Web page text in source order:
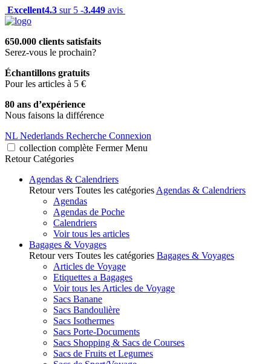
Excellent4.3 sur 5 -3.449 avis
650.000 clients satisfaits
Serez-vous le prochain?
Échantillons gratuits
Pour les articles à 5 €
80 ans d’expérience
Nous faisons la différence
NL Nederlands Recherche Connexion
collection complète Fermer Menu
Retour Catégories
Agendas & Calendriers
Retour vers Toutes les catégories Agendas & Calendriers
Agendas
Agendas de Poche
Calendriers
Voir tous les articles
Bagages & Voyages
Retour vers Toutes les catégories Bagages & Voyages
Articles de Voyage
Etiquettes a Bagages
Voir tous les Articles de Voyage
Sacs Banane
Sacs Bandoulière
Sacs Isothermes
Sacs Porte-Documents
Sacs Shopping & Sacs de Courses
Sacs de Fruits et Legumes